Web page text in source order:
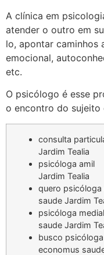
A clínica em
atender o outro em
lo, apontar caminhos
emocional,
etc.
O psicólogo é esse
o encontro do sujeito
consulta
Jardim Tealia
psicóloga amil
Jardim Tealia
quero psicóloga
saude Jardim
psicóloga medial
saude Jardim
busco psicóloga
economus